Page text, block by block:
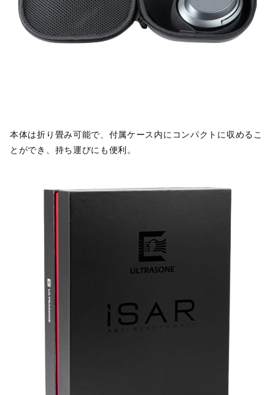
本体は折り畳み可能で、付属ケース内にコンパクトに収めるこ
とができ、持ち運びにも便利。